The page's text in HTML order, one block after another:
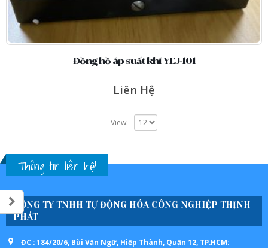
Đồng hồ áp suất khí YEJ-101
Liên Hệ
View:
Thông tin liên hệ!
CÔNG TY TNHH TỰ ĐỘNG HÓA CÔNG NGHIỆP THỊNH
PHÁT
ĐC : 184/20/6, Bùi Văn Ngữ, Hiệp Thành, Quận 12, TP.HCM: